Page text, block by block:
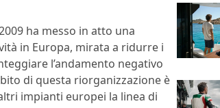
ha messo in atto una
in Europa, mirata a ridurre i
l’andamento negativo
di questa riorganizzazione è
impianti europei la linea di